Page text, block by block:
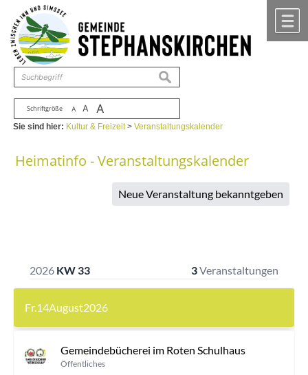
Zum Inhalt ,zur Navigation
Schriftgröße A A A
suchen
Sie sind hier: Kultur & Freizeit>Veranstaltungskalender
Heimatinfo - Veranstaltungskalender